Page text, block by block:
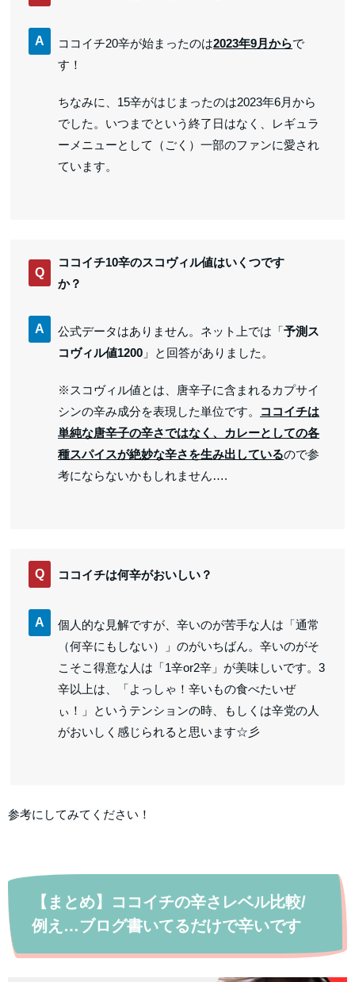
A ココイチ20辛が始まったのは2023年9月からで
す！
ちなみに、15辛がはじまったのは2023年6月から
でした。いつまでという終了日はなく、レギュラ
ーメニューとして（ごく）一部のファンに愛され
ています。
Q
ココイチ10辛のスコヴィル値はいくつです
か？
A 公式データはありません。ネット上では「予測ス
コヴィル値1200 」と回答がありました。
※スコヴィル値とは、唐辛子に含まれるカプサイ
シンの辛み成分を表現した単位です。
ココイチは
単純な唐辛子の辛さではなく、カレーとしての各
種スパイスが絶妙な辛さを生み出しているので参
考にならないかもしれません….
Q ココイチは何辛がおいしい？
A
個人的な見解ですが、辛いのが苦手な人は「通常
（何辛にもしない）」のがいちばん。辛いのがそ
こそこ得意な人は「1辛or2辛」が美味しいです。3
辛以上は、「よっしゃ！辛いもの食べたいぜ
ぃ！」というテンションの時、もしくは辛党の人
がおいしく感じられると思います☆彡
参考にしてみてください！
【まとめ】ココイチの辛さレベル比較/
例え…ブログ書いてるだけで辛いです